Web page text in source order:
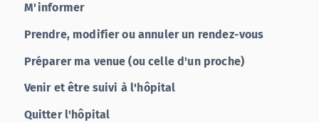
M'informer
Prendre, modifier ou annuler un rendez-vous
Préparer ma venue (ou celle d'un proche)
Venir et être suivi à l'hôpital
Quitter l'hôpital